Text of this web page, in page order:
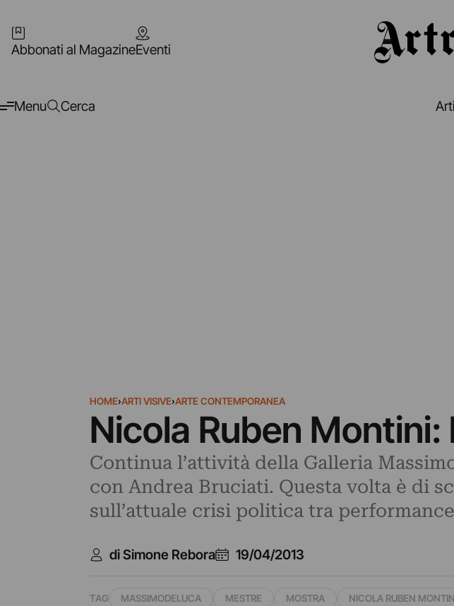
Abbonati al MagazineEventi
Menu Cerca
HOME›ARTI VISIVE›ARTE CONTEMPORANEA
Nicola Ruben
Continua l’attività della Galleria
con Andrea Bruciati. Questa volta è di
sull’attuale crisi politica tra
di Simone Rebora 19/04/2013
TAG MASSIMODELUCA MESTRE MOSTRA NICOLA RUBEN